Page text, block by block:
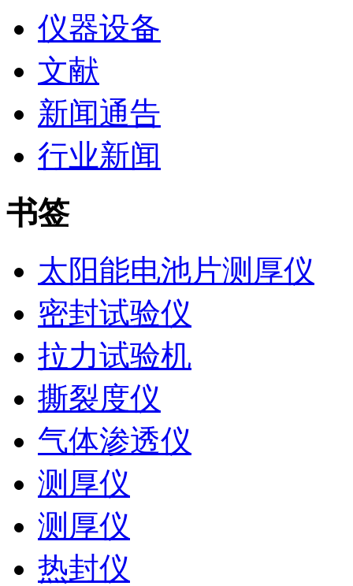
仪器设备
文献
新闻通告
行业新闻
书签
太阳能电池片测厚仪
密封试验仪
拉力试验机
撕裂度仪
气体渗透仪
测厚仪
测厚仪
热封仪